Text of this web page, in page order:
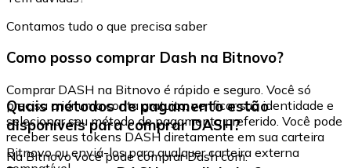
Contamos tudo o que precisa saber
Como posso comprar Dash na Bitnovo?
Comprar DASH na Bitnovo é rápido e seguro. Você só
precisa criar uma conta gratuita, verificar sua identidade e
selecionar seu método de pagamento preferido. Você pode
receber seus tokens DASH diretamente em sua carteira
Bitnovo ou enviá-los para qualquer carteira externa
Quais métodos de pagamento estão
disponíveis para comprar DASH?
Na Bitnovo você pode comprar Dash com: